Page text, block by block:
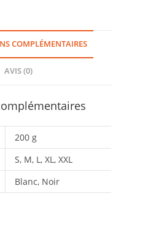
COMPLÉMENTAIRES
AVIS (0)
200 g
S, M, L, XL, XXL
Blanc, Noir